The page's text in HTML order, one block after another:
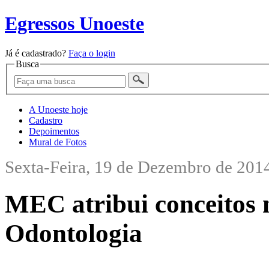
Egressos Unoeste
Já é cadastrado? Faça o login
Busca
A Unoeste hoje
Cadastro
Depoimentos
Mural de Fotos
Sexta-Feira, 19 de Dezembro de
MEC atribui conceitos
Odontologia